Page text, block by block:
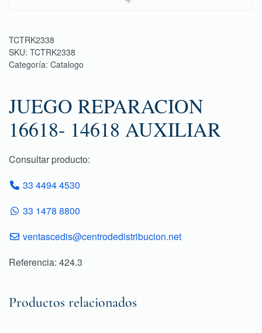
TCTRK2338
SKU: TCTRK2338
Categoría: Catalogo
JUEGO REPARACION
16618- 14618 AUXILIAR
Consultar producto:
33 4494 4530
33 1478 8800
ventascedis@centrodedistribucion.net
Referencia: 424.3
Productos relacionados